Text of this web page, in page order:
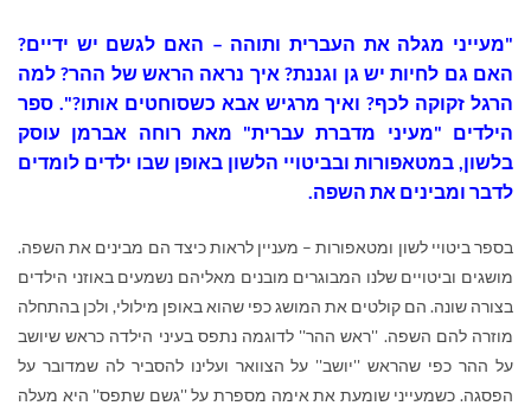
"מעייני מגלה את העברית ותוהה – האם לגשם יש ידיים?
האם גם לחיות יש גן וגננת? איך נראה הראש של ההר? למה
הרגל זקוקה לכף? ואיך מרגיש אבא כשסוחטים אותו?". ספר
הילדים "מעיני מדברת עברית" מאת רוחה אברמן עוסק
בלשון, במטאפורות ובביטויי הלשון באופן שבו ילדים לומדים
לדבר ומבינים את השפה.
בספר ביטויי לשון ומטאפורות – מעניין לראות כיצד הם מבינים את השפה.
מושגים וביטויים שלנו המבוגרים מובנים מאליהם נשמעים באוזני הילדים
בצורה שונה. הם קולטים את המושג כפי שהוא באופן מילולי, ולכן בהתחלה
מוזרה להם השפה. ''ראש ההר'' לדוגמה נתפס בעיני הילדה כראש שיושב
על ההר כפי שהראש ''יושב'' על הצוואר ועלינו להסביר לה שמדובר על
הפסגה. כשמעייני שומעת את אימה מספרת על ''גשם שתפס'' היא מעלה